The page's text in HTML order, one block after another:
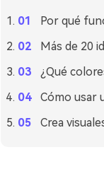
Por qué
Más de 20
¿Qué
Cómo usar
Crea